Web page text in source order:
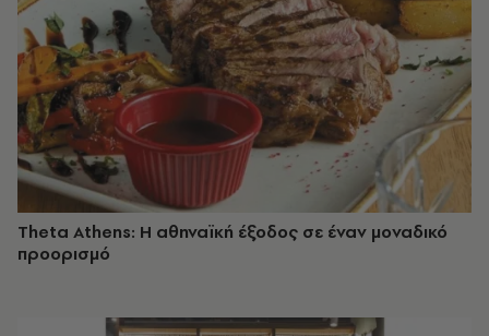
Theta Athens: Η αθηναϊκή έξοδος σε έναν μοναδικό
προορισμό